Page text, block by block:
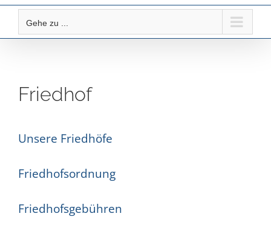
Gehe zu ...
Friedhof
Unsere Friedhöfe
Friedhofsordnung
Friedhofsgebühren